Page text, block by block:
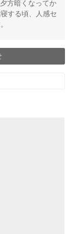
方暗くなってか
する頃、人感セ